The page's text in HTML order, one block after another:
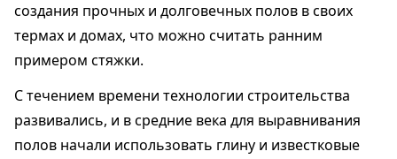
создания прочных и долговечных полов в своих
термах и домах, что можно считать ранним
примером стяжки.
С течением времени технологии строительства
развивались, и в средние века для выравнивания
полов начали использовать глину и известковые